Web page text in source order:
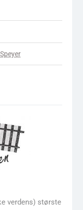
verdens) største